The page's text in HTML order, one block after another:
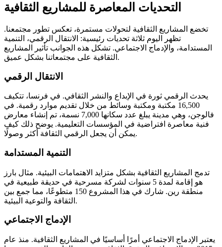
التحديات المعاصرة للمشاريع الثقافية
تخضع المشاريع الثقافية لتحولات مستمرة، تعكس تطور مجتمعنا.
تظهر اليوم ثلاثة تحديات رئيسية: الانتقال الرقمي، التنمية
المستدامة، والإدماج الاجتماعي. تشكل هذه الجوانب تأثير المشاريع
الثقافية على مجتمعاتنا بشكل عميق.
الانتقال الرقمي
يحدث الرقمي ثورة في الإبداع والنشر الثقافي. في فرنسا، تتكيف
16,500 مكتبة ومكتبة وسائط من خلال تقديم موارد رقمية. في
فالوجن، وهي مدينة يبلغ عدد سكانها 7,000 نسمة، تم إنشاء معارض
فنية معاصرة افتراضية في المؤسسات التعليمية. يوضح ذلك كيف
يمكن أن يجعل الرقمي الثقافة أكثر وصولًا.
التنمية المستدامة
تدمج المشاريع الثقافية بشكل متزايد الاهتمامات البيئية. مثال بارز
هو إقامة لمدة 5 سنوات لشركة مسرحية في حديقة طبيعية في
منطقة رين. شارك في هذا المشروع 150 متطوعًا، مما جمع بين
الثقافة والتوعية البيئية.
الإدماج الاجتماعي
يعتبر الإدماج الاجتماعي أمرًا أساسيًا في المشاريع الثقافية. منذ عام